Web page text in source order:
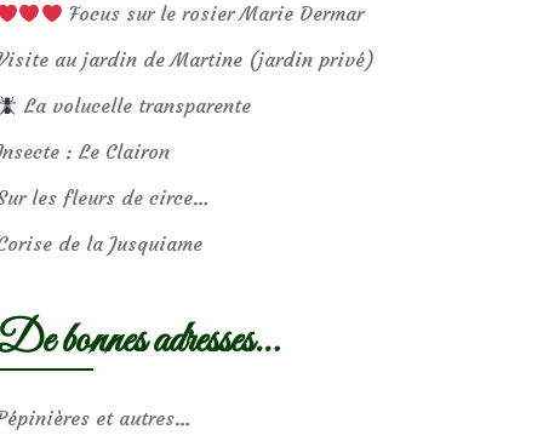
Focus sur le rosier Marie Dermar
au jardin de Martine (jardin privé)
La volucelle transparente
: Le Clairon
les fleurs de circe…
de la Jusquiame
bonnes adresses…
et autres…